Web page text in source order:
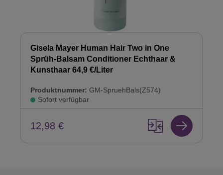
Gisela Mayer Human Hair Two in One
Sprüh-Balsam Conditioner Echthaar &
Kunsthaar 64,9 €/Liter
Produktnummer: GM-SpruehBals(Z574)
Sofort verfügbar
12,98 €